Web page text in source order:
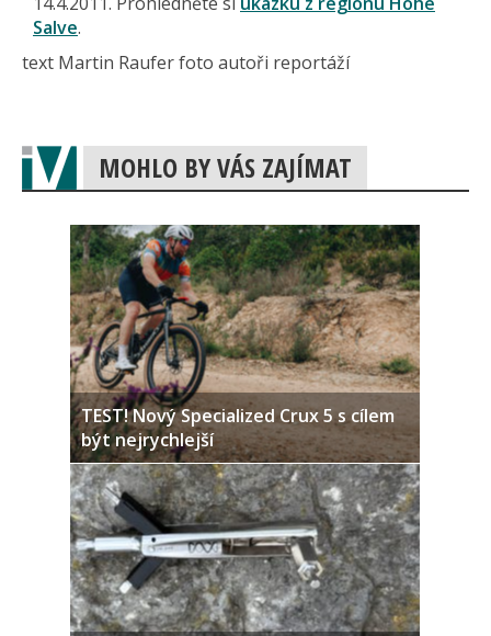
Salve.
text Martin Raufer foto autoři reportáží
MOHLO BY VÁS ZAJÍMAT
TEST! Nový Specialized Crux 5 s cílem
být nejrychlejší